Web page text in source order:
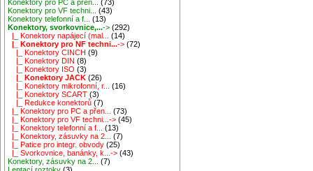
Konektory pro PC a přen...
(73)
Konektory pro VF techni...
(43)
Konektory telefonní a f...
(13)
Konektory, svorkovnice,...-> (292)
|_ Konektory napájecí (mal...
(14)
|_ Konektory pro NF techni...-> (72)
|_ Konektory CINCH (9)
|_ Konektory DIN (8)
|_ Konektory ISO (3)
|_ Konektory JACK (26)
|_ Konektory mikrofonní, r...
(16)
|_ Konektory SCART (3)
|_ Redukce konektorů (7)
|_ Konektory pro PC a přen...
(73)
|_ Konektory pro VF techni...-> (45)
|_ Konektory telefonní a f...
(13)
|_ Konektory, zásuvky na 2...
(7)
|_ Patice pro integr. obvody (25)
|_ Svorkovnice, banánky, k...-> (43)
Konektory, zásuvky na 2...
(7)
Leptací roztoky (3)